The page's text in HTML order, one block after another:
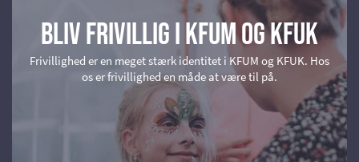
Bliv frivillig i KFUM og KFUK
Frivillighed er en meget stærk identitet i KFUM og KFUK. Hos
os er frivillighed en måde at være til på.